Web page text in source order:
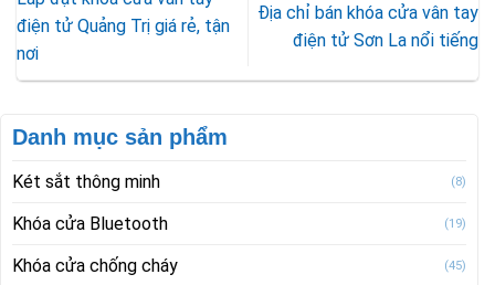
điện tử Quảng Trị giá rẻ, tận
nơi
Địa chỉ bán khóa cửa vân tay
điện tử Sơn La nổi tiếng
Danh mục sản phẩm
Két sắt thông minh (8)
Khóa cửa Bluetooth (19)
Khóa cửa chống cháy (45)